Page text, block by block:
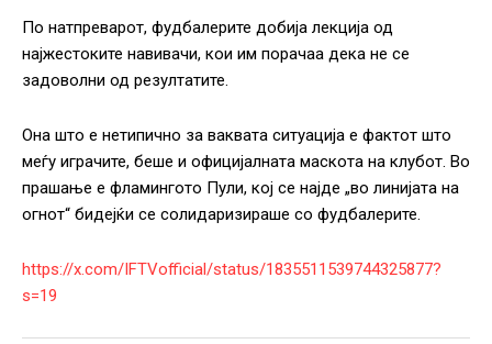
По натпреварот, фудбалерите добија лекција од
најжестоките навивачи, кои им порачаа дека не се
задоволни од резултатите.
Она што е нетипично за ваквата ситуација е фактот што
меѓу играчите, беше и официјалната маскота на клубот. Во
прашање е фламингото Пули, кој се најде „во линијата на
огнот“ бидејќи се солидаризираше со фудбалерите.
https://x.com/IFTVofficial/status/1835511539744325877?
s=19